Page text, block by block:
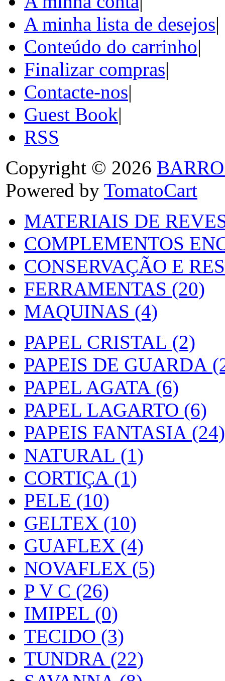
A minha lista de desejos|
Conteúdo do carrinho|
Finalizar compras|
Contacte-nos|
Guest Book|
RSS
Copyright © 2026
Powered by TomatoCart
MATERIAIS DE
COMPLEMENTOS
CONSERVAÇÃO E
FERRAMENTAS (20)
MAQUINAS (4)
PAPEL CRISTAL (2)
PAPEIS DE GUARDA
PAPEL AGATA (6)
PAPEL LAGARTO (6)
PAPEIS FANTASIA (24)
NATURAL (1)
CORTIÇA (1)
PELE (10)
GELTEX (10)
GUAFLEX (4)
NOVAFLEX (5)
P V C (26)
IMIPEL (0)
TECIDO (3)
TUNDRA (22)